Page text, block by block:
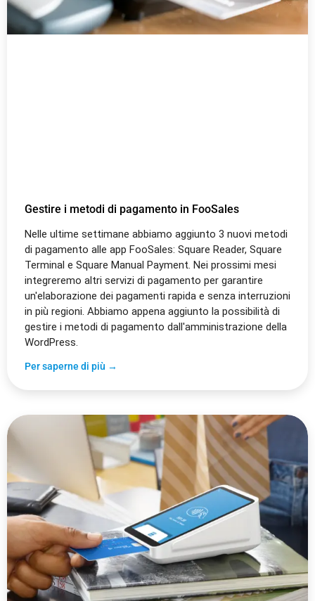
Gestire i metodi di pagamento in FooSales
Nelle ultime settimane abbiamo aggiunto 3 nuovi metodi
di pagamento alle app FooSales: Square Reader, Square
Terminal e Square Manual Payment. Nei prossimi mesi
integreremo altri servizi di pagamento per garantire
un'elaborazione dei pagamenti rapida e senza interruzioni
in più regioni. Abbiamo appena aggiunto la possibilità di
gestire i metodi di pagamento dall'amministrazione della
WordPress.
Per saperne di più →